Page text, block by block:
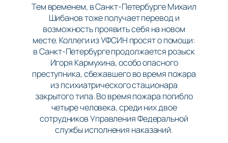
Тем временем, в Санкт-Петербурге Михаил
Шибанов тоже получает перевод и
возможность проявить себя на новом
месте. Коллеги из УФСИН просят о помощи:
в Санкт-Петербурге продолжается розыск
Игоря Кармухина, особо опасного
преступника, сбежавшего во время пожара
из психиатрического стационара
закрытого типа. Во время пожара погибло
четыре человека, среди них двое
сотрудников Управления Федеральной
службы исполнения наказаний.